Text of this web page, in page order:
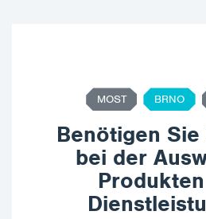
MOST BRNO
Benötigen
bei der